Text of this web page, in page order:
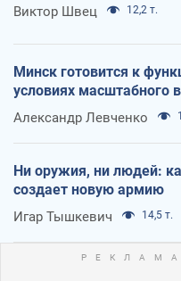
Виктор Швец 12,2 т.
Минск готовится к
условиях масштабного
Александр Левченко
Ни оружия, ни людей:
создает новую армию
Игар Тышкевич 14,5 т.